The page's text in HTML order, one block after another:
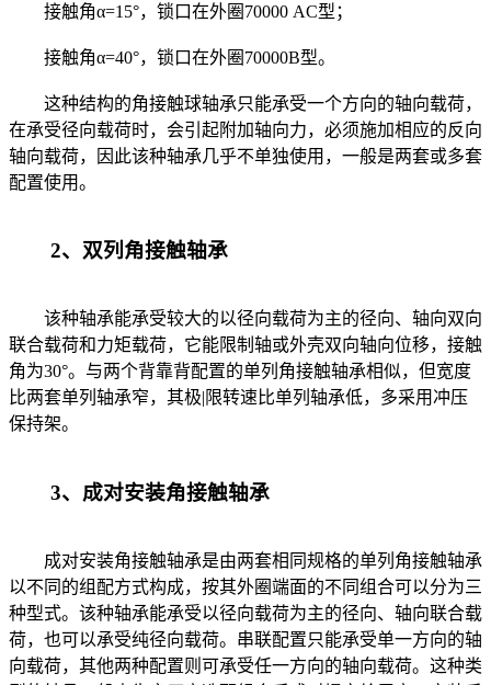
接触角α=15°，锁口在外圈70000 AC型；
接触角α=40°，锁口在外圈70000B型。
这种结构的角接触球轴承只能承受一个方向的轴向载荷，
在承受径向载荷时，会引起附加轴向力，必须施加相应的反向
轴向载荷，因此该种轴承几乎不单独使用，一般是两套或多套
配置使用。
2、双列角接触轴承
该种轴承能承受较大的以径向载荷为主的径向、轴向双向
联合载荷和力矩载荷，它能限制轴或外壳双向轴向位移，接触
角为30°。与两个背靠背配置的单列角接触轴承相似，但宽度
比两套单列轴承窄，其极|限转速比单列轴承低，多采用冲压
保持架。
3、成对安装角接触轴承
成对安装角接触轴承是由两套相同规格的单列角接触轴承
以不同的组配方式构成，按其外圈端面的不同组合可以分为三
种型式。该种轴承能承受以径向载荷为主的径向、轴向联合载
荷，也可以承受纯径向载荷。串联配置只能承受单一方向的轴
向载荷，其他两种配置则可承受任一方向的轴向载荷。这种类